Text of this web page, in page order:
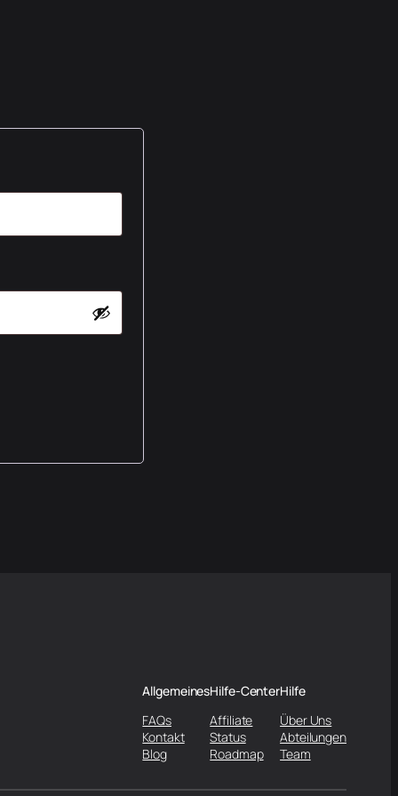
Allgemeines
FAQs
Kontakt
Blog
Hilfe-Center
Affiliate
Status
Roadmap
Hilfe
Über Uns
Abteilungen
Team